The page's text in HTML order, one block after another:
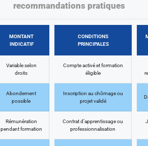
recommandations pratiques
MONTANT
INDICATIF
CONDITIONS
PRINCIPALES
Variable selon
droits
Compte activé et formation
éligible
Abondement
possible
Inscription au chômage ou
projet validé
Rémunération
pendant formation
Contrat d’apprentissage ou
professionnalisation